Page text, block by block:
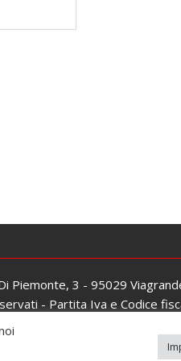
Piemonte, 3 - 95029
- Partita Iva e Codice